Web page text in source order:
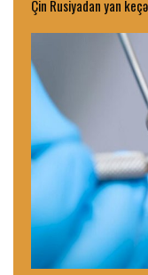
Çin Rusiyadan yan